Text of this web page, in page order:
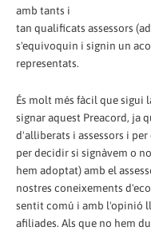
amb tants i
tan qualificats assessors
s'equivoquin i signin un
representats.
És molt més fàcil que sigui
signar aquest Preacord, ja
d'alliberats i assessors i
per decidir si signàvem o
hem adoptat) amb el
nostres coneixements
sentit comú i amb l'opinió
afiliades. Als que no hem